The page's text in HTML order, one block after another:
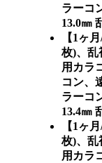
ラーコ
13.0㎜
【1ヶ
枚)、乱
用カラ
コン、
ラーコ
13.4㎜
【1ヶ
枚)、乱
用カラ